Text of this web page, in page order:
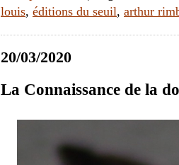
louis, éditions du seuil, arthur
20/03/2020
La Connaissance de la